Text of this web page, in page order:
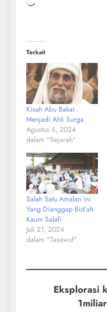
Terkait
Kisah Abu Bakar
Menjadi Ahli Surga
Agustus 6, 2024
dalam "Sejarah"
Salah Satu Amalan ini
Yang Dianggap Bid’ah
Kaum Salafi
Juli 21, 2024
dalam "Tasawuf"
Eksplorasi